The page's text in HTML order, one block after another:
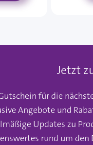
Jetzt
für die
Angebote und
Updates zu
rund um den